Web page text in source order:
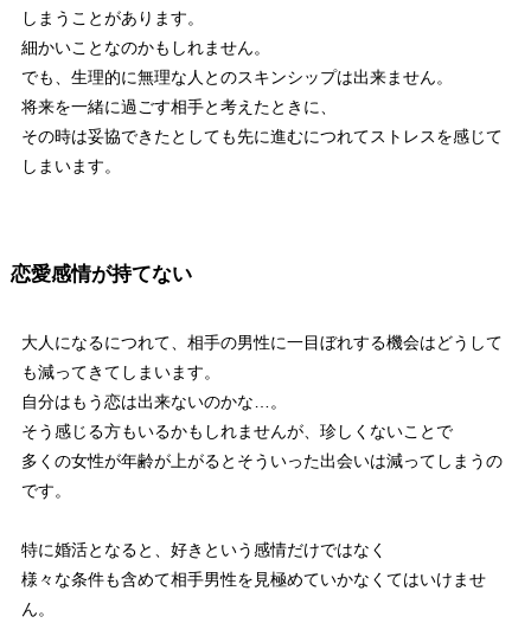
しまうことがあります。
細かいことなのかもしれません。
でも、生理的に無理な人とのスキンシップは出来ません。
将来を一緒に過ごす相手と考えたときに、
その時は妥協できたとしても先に進むにつれてストレスを感じて
しまいます。
恋愛感情が持てない
大人になるにつれて、相手の男性に一目ぼれする機会はどうして
も減ってきてしまいます。
自分はもう恋は出来ないのかな…。
そう感じる方もいるかもしれませんが、珍しくないことで
多くの女性が年齢が上がるとそういった出会いは減ってしまうの
です。
特に婚活となると、好きという感情だけではなく
様々な条件も含めて相手男性を見極めていかなくてはいけませ
ん。